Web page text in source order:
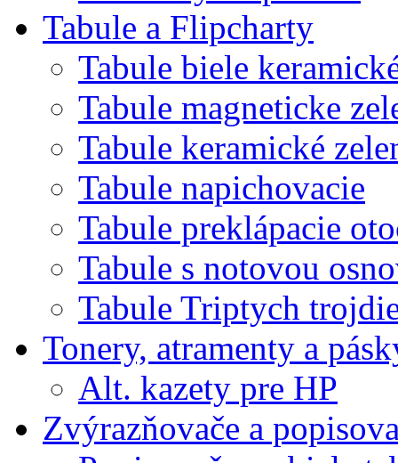
Tabule a Flipcharty
Tabule biele
Tabule magneticke
Tabule keramické
Tabule napichovacie
Tabule preklápacie
Tabule s notovou
Tabule Triptych
Tonery, atramenty a
Alt. kazety pre HP
Zvýrazňovače a